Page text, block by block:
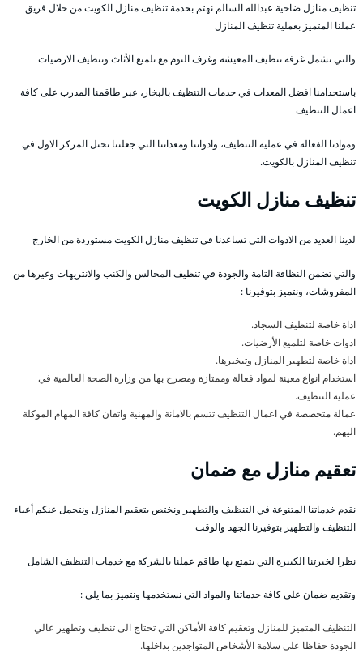
تنظيف منازل ضاحية عبدالله السالم نهتم بخدمة تنظيف منازل الكويت من خلال فريق
عملنا المتميز بعملية تنظيف المنازل
والتي تشمل غرفة تنظيف المعيشة وغرف النوم مع تلميع الأثاث وتنظيف الارضيات
باستخدامنا افضل المعدات في خدمات التنظيف بالبخار، عبر طاقمنا المدرب على كافة
اعمال التنظيف
وموادنا الفعالة في عملية التنظيف، وادواتنا ومعداتنا التي جعلتنا نحتل المركز الاول في
تنظيف المنازل بالكويت.
تنظيف منازل الكويت
لدينا العديد من الادوات التي تساعدنا في تنظيف منازل الكويت مستوردة من الخارج
والتي تضمن النظافة التامة والجودة في تنظيف المجالس والكنب والانتريهات وغيرها من
المفروشات، ونتميز بتوفيرنا :
اداة خاصة لتنظيف السجاد.
ادوات خاصة لتلميع الأرضيات.
اداة خاصة لتطهير المنازل وتبخيرها.
استخدام انواع معينة لمواد فعالة وممتازة ومصرح بها من وزارة الصحة العالمية في
عملية التنظيف.
عمالة متخصصة في اعمال التنظيف تتسم بالامانة والمهنية واتقان كافة المهام الموكلة
اليهم.
تعقيم منازل مع ضمان
نقدم خدماتنا المتنوعة في التنظيف والتطهير ونختص بتعقيم المنازل ونتحمل عنكم أعباء
التنظيف والتطهير بتوفيرنا الجهد والوقت
نظرا لخبرتنا الكبيرة التي يتمتع بها طاقم عملنا بالشركة مع خدمات التنظيف الشامل
وتقديم ضمان على كافة خدماتنا والمواد التي نستخدمها ونتميز بما يلي :
التنظيف المتميز للمنازل وتعقيم كافة الأماكن التي تحتاج الى تنظيف وتطهير عالي
الجودة حفاظا على سلامة الأشخاص المتواجدين بداخلها.